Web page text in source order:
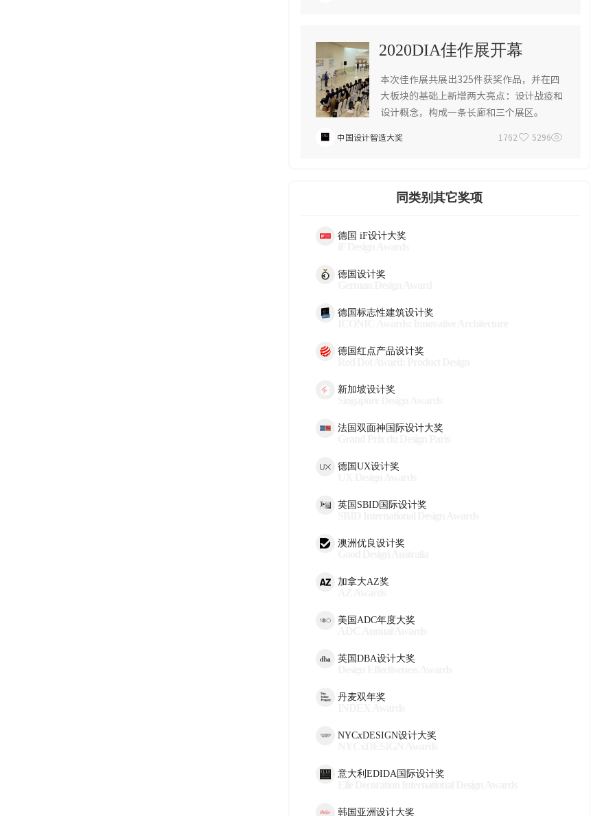
2020DIA佳作展开幕
本次佳作展共展出325件获奖作品，并在四
大板块的基础上新增两大亮点：设计战疫和
设计概念，构成一条长廊和三个展区。
中国设计智造大奖 1762 5296
同类别其它奖项
德国 iF设计大奖
德国设计奖
德国标志性建筑设计奖
德国红点产品设计奖
新加坡设计奖
法国双面神国际设计大奖
德国UX设计奖
英国SBID国际设计奖
澳洲优良设计奖
加拿大AZ奖
美国ADC年度大奖
英国DBA设计大奖
丹麦双年奖
NYCxDESIGN设计大奖
意大利EDIDA国际设计奖
韩国亚洲设计大奖